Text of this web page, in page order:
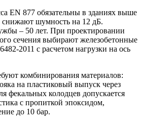
EN 877 обязательны в зданиях выше
снижают шумность на 12 дБ.
– 50 лет. При проектировании
сечения выбирают железобетонные
2011 с расчетом нагрузки на ось
комбинирования материалов:
на пластиковый выпуск через
фекальных колодцев допускается
с пропиткой эпоксидом,
до 10 бар.